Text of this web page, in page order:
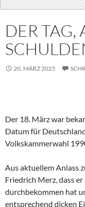
DER TAG,
20. MÄRZ 2025
Der 18. März war
Datum für
Volkskammerwahl
Aus aktuellem Anlass
Friedrich Merz, dass
durchbekommen hat
entsprechend dicken